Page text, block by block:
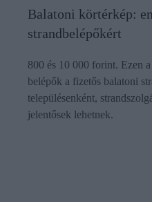
Balatoni körtérkép:
strandbelépőkért
800 és 10 000 forint. Ezen a
belépők a fizetős balatoni
településenként,
jelentősek lehetnek.